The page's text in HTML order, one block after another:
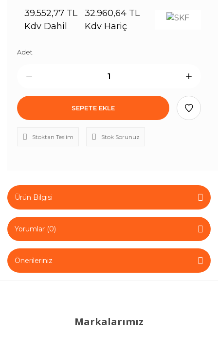
39.552,77 TL
Kdv Dahil
32.960,64 TL
Kdv Hariç
Adet
SEPETE EKLE
Stoktan Teslim Stok Sorunuz
Ürün Bilgisi
Yorumlar (0)
Önerileriniz
Markalarımız